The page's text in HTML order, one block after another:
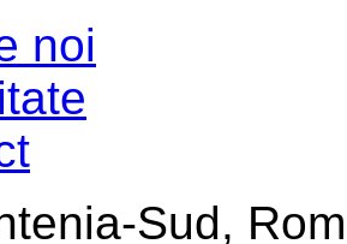
noi
Sud,